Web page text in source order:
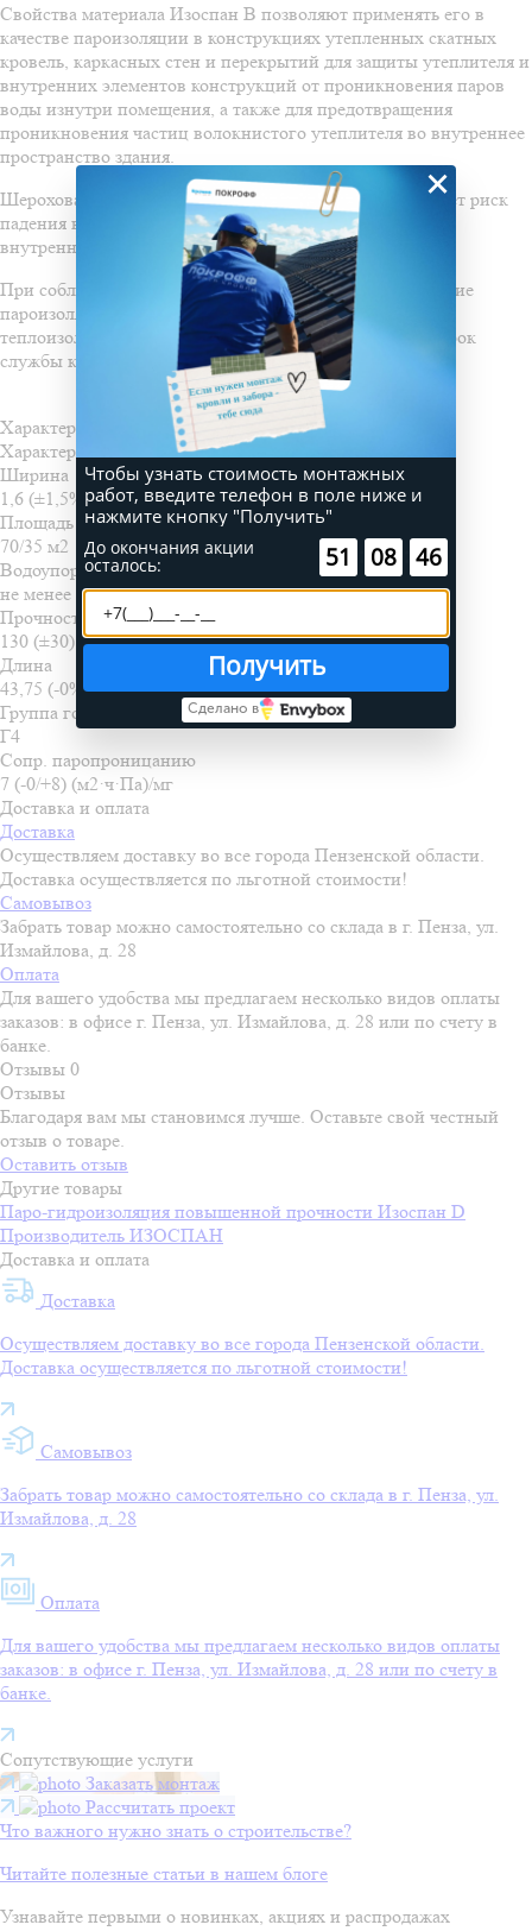
Свойства материала Изоспан B позволяют применять его в
качестве пароизоляции в конструкциях утепленных скатных
кровель, каркасных стен и перекрытий для защиты утеплителя и
внутренних элементов конструкций от проникновения паров
воды изнутри помещения, а также для предотвращения
проникновения частиц волокнистого утеплителя во внутреннее
пространство здания.
Шероховатая поверхность материала Изоспан В снижает риск
падения капель конденсата с поверхности материала на
внутреннюю отделку.
При соблюдении всех требований к монтажу применение
пароизоляции Изоспан В позволяет сохранить
теплоизоляционные свойства утеплителя и продлить срок
службы конструкций.
Характеристики
Характеристики
Ширина
1,6 (±1,5%) м
Площадь
70/35 м2
Водоупорность
не менее 1200 мм вод. ст.
Прочность при растяжении
130 (±30) / 100 (±20) Н/50 мм
Длина
43,75 (-0%) / 21,875 (-0%) м
Группа горючности
Г4
Сопр. паропроницанию
7 (-0/+8) (м2·ч·Па)/мг
Доставка и оплата
Доставка
Осуществляем доставку во все города Пензенской области.
Доставка осуществляется по льготной стоимости!
Самовывоз
Забрать товар можно самостоятельно со склада в г. Пенза, ул.
Измайлова, д. 28
Оплата
Для вашего удобства мы предлагаем несколько видов оплаты
заказов: в офисе г. Пенза, ул. Измайлова, д. 28 или по счету в
банке.
Отзывы 0
Отзывы
Благодаря вам мы становимся лучше. Оставьте свой честный
отзыв о товаре.
Оставить отзыв
Другие товары
Паро-гидроизоляция повышенной прочности Изоспан D
Производитель ИЗОСПАН
Доставка и оплата
Доставка
Осуществляем доставку во все города Пензенской области.
Доставка осуществляется по льготной стоимости!
Самовывоз
Забрать товар можно самостоятельно со склада в г. Пенза, ул.
Измайлова, д. 28
Оплата
Для вашего удобства мы предлагаем несколько видов оплаты
заказов: в офисе г. Пенза, ул. Измайлова, д. 28 или по счету в
банке.
Сопутствующие услуги
Заказать монтаж
Рассчитать проект
Что важного нужно знать о строительстве?
Читайте полезные статьи в нашем блоге
Узнавайте первыми о новинках, акциях и распродажах
×
Чтобы узнать стоимость монтажных
работ, введите телефон в поле ниже и
нажмите кнопку "Получить"
До окончания акции
осталось: 51 08 46
Получить
Сделано в